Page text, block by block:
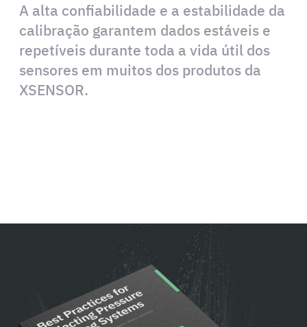
A alta confiabilidade e a estabilidade da
calibração garantem dados estáveis e
repetíveis durante toda a vida útil dos
sensores em muitos dos produtos da
XSENSOR.